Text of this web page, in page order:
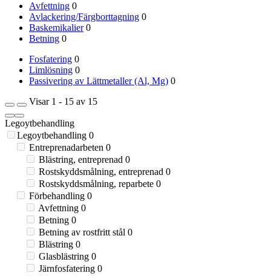
Avfettning 0
Avlackering/Färgborttagning 0
Baskemikalier 0
Betning 0
Fosfatering 0
Limlösning 0
Passivering av Lättmetaller (Al, Mg) 0
Visar 1 - 15 av 15
Legoytbehandling
Legoytbehandling 0
Entreprenadarbeten 0
Blästring, entreprenad 0
Rostskyddsmålning, entreprenad 0
Rostskyddsmålning, reparbete 0
Förbehandling 0
Avfettning 0
Betning 0
Betning av rostfritt stål 0
Blästring 0
Glasblästring 0
Järnfosfatering 0